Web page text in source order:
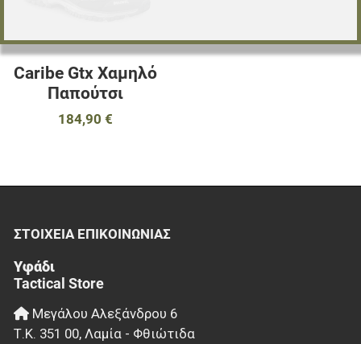
Caribe Gtx Χαμηλό
Παπούτσι
184,90 €
ΣΤΟΙΧΕΊΑ EΠΙΚΟΙΝΩΝΊΑΣ
Υφάδι
Tactical Store
Μεγάλου Αλεξάνδρου 6
Τ.Κ. 351 00, Λαμία - Φθιώτιδα